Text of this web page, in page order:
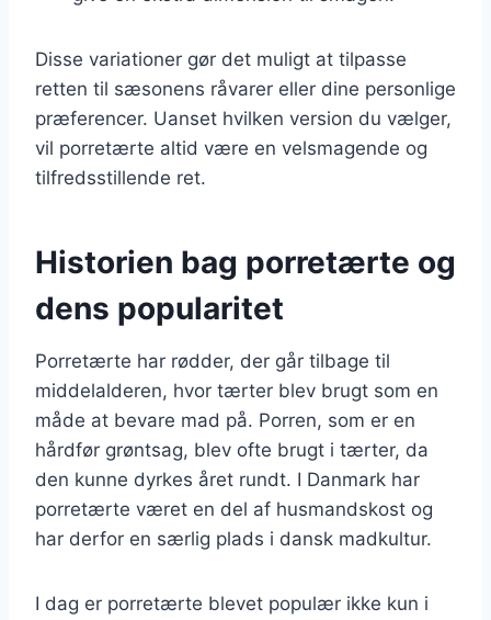
Disse variationer gør det muligt at tilpasse
retten til sæsonens råvarer eller dine personlige
præferencer. Uanset hvilken version du vælger,
vil porretærte altid være en velsmagende og
tilfredsstillende ret.
Historien bag porretærte og
dens popularitet
Porretærte har rødder, der går tilbage til
middelalderen, hvor tærter blev brugt som en
måde at bevare mad på. Porren, som er en
hårdfør grøntsag, blev ofte brugt i tærter, da
den kunne dyrkes året rundt. I Danmark har
porretærte været en del af husmandskost og
har derfor en særlig plads i dansk madkultur.
I dag er porretærte blevet populær ikke kun i